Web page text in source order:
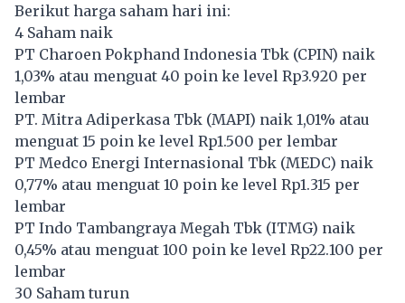
Berikut harga saham hari ini:
4 Saham naik
PT Charoen Pokphand Indonesia Tbk (CPIN) naik
1,03% atau menguat 40 poin ke level Rp3.920 per
lembar
PT. Mitra Adiperkasa Tbk (MAPI) naik 1,01% atau
menguat 15 poin ke level Rp1.500 per lembar
PT Medco Energi Internasional Tbk (MEDC) naik
0,77% atau menguat 10 poin ke level Rp1.315 per
lembar
PT Indo Tambangraya Megah Tbk (ITMG) naik
0,45% atau menguat 100 poin ke level Rp22.100 per
lembar
30 Saham turun